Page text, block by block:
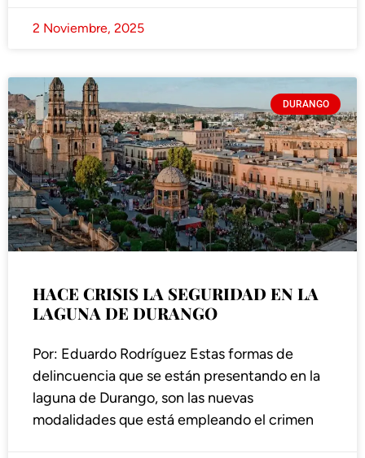
2 Noviembre, 2025
DURANGO
HACE CRISIS LA SEGURIDAD EN LA
LAGUNA DE DURANGO
Por: Eduardo Rodríguez Estas formas de
delincuencia que se están presentando en la
laguna de Durango, son las nuevas
modalidades que está empleando el crimen